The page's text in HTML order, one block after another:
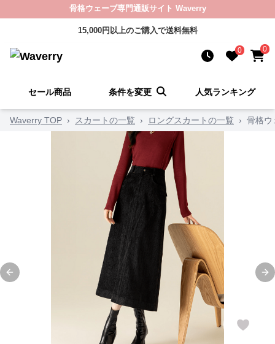
骨格ウェーブ専門通販サイト Waverry
15,000円以上のご購入で送料無料
0 0
セール商品 条件を変更 人気ランキング
Waverry TOP › スカートの一覧 › ロングスカートの一覧 › 骨格ウ
Previous slide